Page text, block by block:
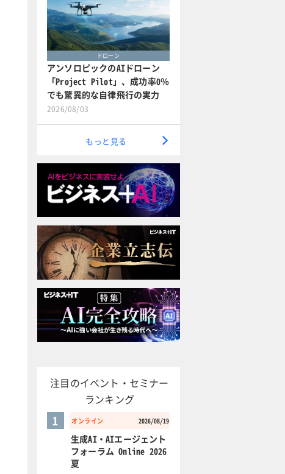
ドローン
アンソロピックのAIドローン
「Project Pilot」、成功率0％
でも驚異的な自律飛行の実力
2026/08/03
もっと見る
注目のイベント・セミナー
ランキング
オンライン 2026/08/19
1
生成AI・AIエージェント
フォーラム Online 2026
夏